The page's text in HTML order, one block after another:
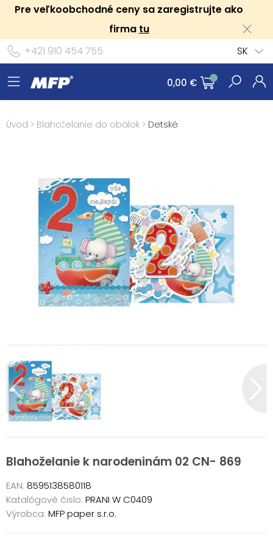
Pre veľkoobchodné ceny sa zaregistrujte ako
firma tu
+421 910 454 755
SK
0,00 €
Úvod > Blahoželanie do obálok > Detské
Blahoželanie k narodeninám 02 CN- 869
EAN: 8595138580118
Katalógové čislo: PRANI W C0409
Výrobca: MFP paper s.r.o.